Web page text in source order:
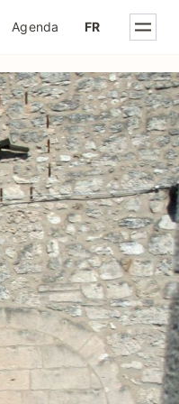
Agenda FR